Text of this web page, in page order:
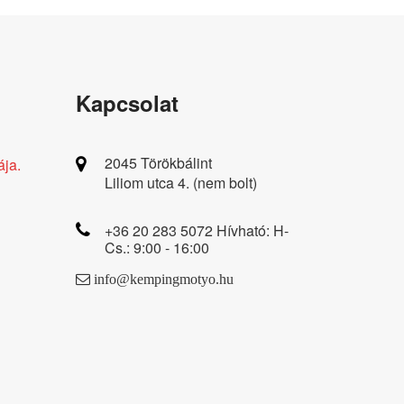
Kapcsolat
2045 Törökbálint
Liliom utca 4. (nem bolt)
+36 20 283 5072 Hívható: H-
Cs.: 9:00 - 16:00
info@kempingmotyo.hu